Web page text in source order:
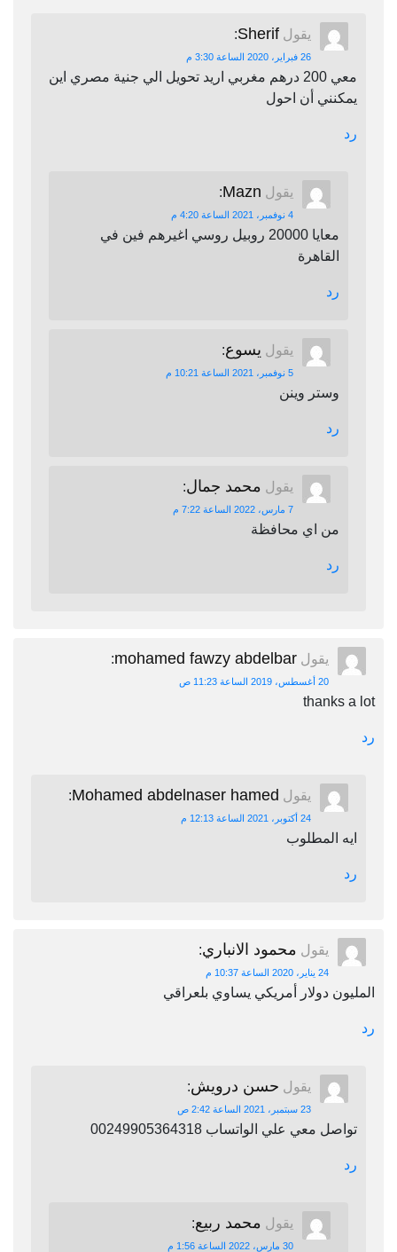
يقول Sherif
:
26 فبراير، 2020 الساعة 3:30 م
معي 200 درهم مغربي اريد تحويل الي جنية مصري اين
يمكنني أن احول
رد
يقول Mazn
:
4 نوفمبر، 2021 الساعة 4:20 م
معايا 20000 روبيل روسي اغيرهم فين في
القاهرة
رد
يقول يسوع:
5 نوفمبر، 2021 الساعة 10:21 م
وستر وينن
رد
يقول محمد جمال:
7 مارس، 2022 الساعة 7:22 م
من اي محافظة
رد
يقول mohamed fawzy abdelbar
:
20 أغسطس، 2019 الساعة 11:23 ص
thanks a lot
رد
يقول Mohamed abdelnaser hamed
:
24 أكتوبر، 2021 الساعة 12:13 م
ايه المطلوب
رد
يقول محمود الانباري:
24 يناير، 2020 الساعة 10:37 م
المليون دولار أمريكي يساوي بلعراقي
رد
يقول حسن درويش:
23 سبتمبر، 2021 الساعة 2:42 ص
تواصل معي علي الواتساب 00249905364318
رد
يقول محمد ربيع:
30 مارس، 2022 الساعة 1:56 م